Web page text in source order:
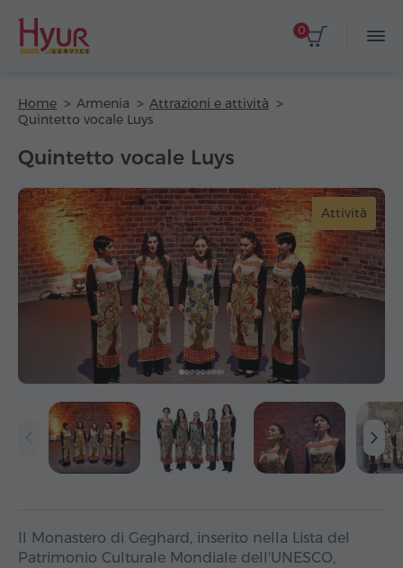
0
Home Armenia
Attrazioni e attività
Quintetto vocale Luys
Quintetto vocale Luys
Attività
Il Monastero di Geghard, inserito nella Lista del
Patrimonio Culturale Mondiale dell'UNESCO,